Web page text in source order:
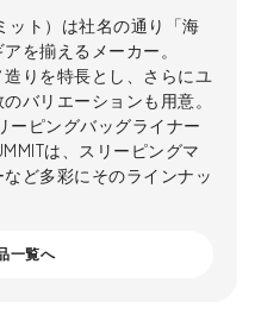
ット）は社名の通り「海
を揃えるメーカー。
りを特長とし、さらにユ
バリエーションも用意。
ーピングバッグライナー
は、スリーピングマ
ど多彩にそのラインナッ
一覧へ